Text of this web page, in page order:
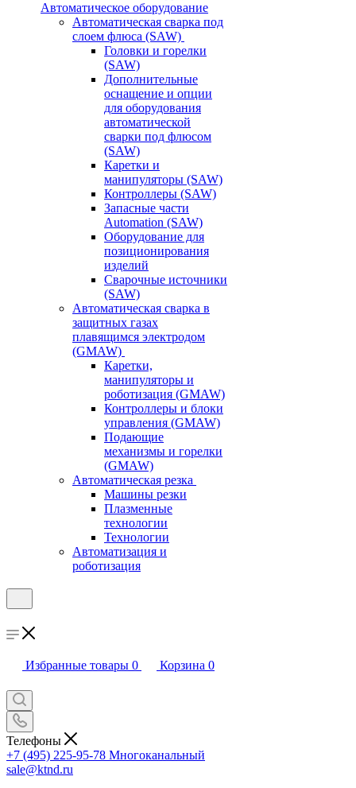
Автоматическое оборудование
Автоматическая сварка под
слоем флюса (SAW)
Головки и горелки
(SAW)
Дополнительные
оснащение и опции
для оборудования
автоматической
сварки под флюсом
(SAW)
Каретки и
манипуляторы (SAW)
Контроллеры (SAW)
Запасные части
Automation (SAW)
Оборудование для
позиционирования
изделий
Сварочные источники
(SAW)
Автоматическая сварка в
защитных газах
плавящимся электродом
(GMAW)
Каретки,
манипуляторы и
роботизация (GMAW)
Контроллеры и блоки
управления (GMAW)
Подающие
механизмы и горелки
(GMAW)
Автоматическая резка
Машины резки
Плазменные
технологии
Технологии
Автоматизация и
роботизация
Избранные товары 0 Корзина 0
Телефоны
+7 (495) 225-95-78 Многоканальный
sale@ktnd.ru